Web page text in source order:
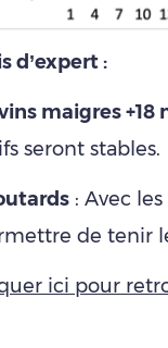
d’expert :
maigres +18
seront stables.
: Avec
de tenir
ici pour